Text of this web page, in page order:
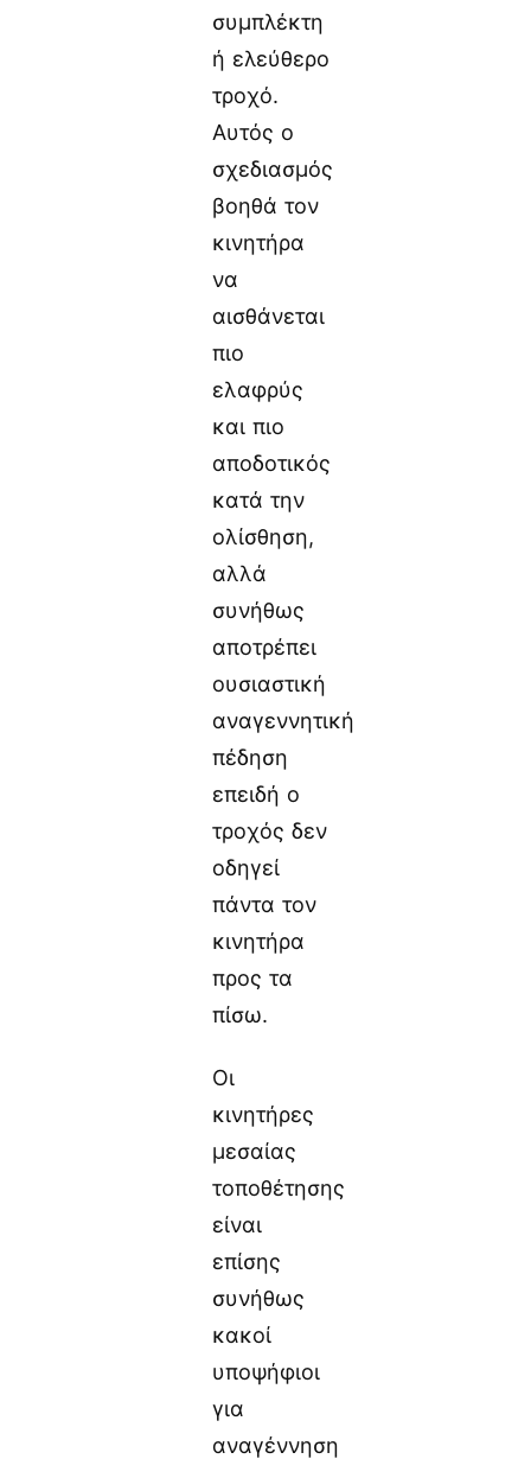
συμπλέκτη
ή ελεύθερο
τροχό.
Αυτός ο
σχεδιασμός
βοηθά τον
κινητήρα
να
αισθάνεται
πιο
ελαφρύς
και πιο
αποδοτικός
κατά την
ολίσθηση,
αλλά
συνήθως
αποτρέπει
ουσιαστική
αναγεννητική
πέδηση
επειδή ο
τροχός δεν
οδηγεί
πάντα τον
κινητήρα
προς τα
πίσω.
Οι
κινητήρες
μεσαίας
τοποθέτησης
είναι
επίσης
συνήθως
κακοί
υποψήφιοι
για
αναγέννηση